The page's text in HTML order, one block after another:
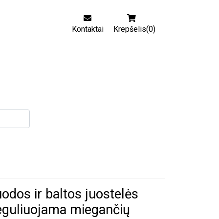
Kontaktai Krepšelis(0)
ir baltos juostelės
miegančių